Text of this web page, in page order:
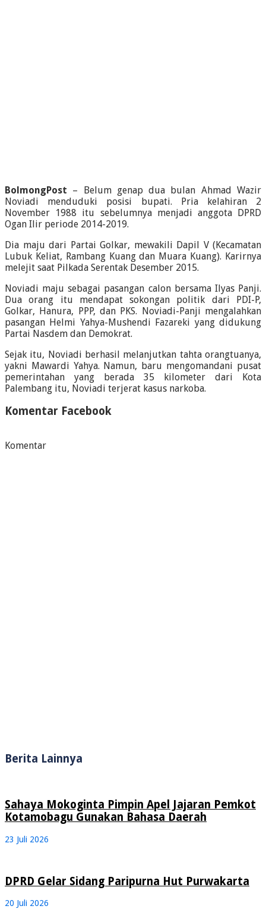
BolmongPost – Belum genap dua bulan Ahmad Wazir
Noviadi menduduki posisi bupati. Pria kelahiran 2
November 1988 itu sebelumnya menjadi anggota DPRD
Ogan Ilir periode 2014-2019.
Dia maju dari Partai Golkar, mewakili Dapil V (Kecamatan
Lubuk Keliat, Rambang Kuang dan Muara Kuang). Karirnya
melejit saat Pilkada Serentak Desember 2015.
Noviadi maju sebagai pasangan calon bersama Ilyas Panji.
Dua orang itu mendapat sokongan politik dari PDI-P,
Golkar, Hanura, PPP, dan PKS. Noviadi-Panji mengalahkan
pasangan Helmi Yahya-Mushendi Fazareki yang didukung
Partai Nasdem dan Demokrat.
Sejak itu, Noviadi berhasil melanjutkan tahta orangtuanya,
yakni Mawardi Yahya. Namun, baru mengomandani pusat
pemerintahan yang berada 35 kilometer dari Kota
Palembang itu, Noviadi terjerat kasus narkoba.
Komentar Facebook
Komentar
Berita Lainnya
Sahaya Mokoginta Pimpin Apel Jajaran Pemkot
Kotamobagu Gunakan Bahasa Daerah
23 Juli 2026
DPRD Gelar Sidang Paripurna Hut Purwakarta
20 Juli 2026